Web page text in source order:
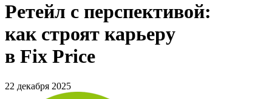
Ретейл с перспективой:
как строят карьеру
в Fix Price
22 декабря 2025